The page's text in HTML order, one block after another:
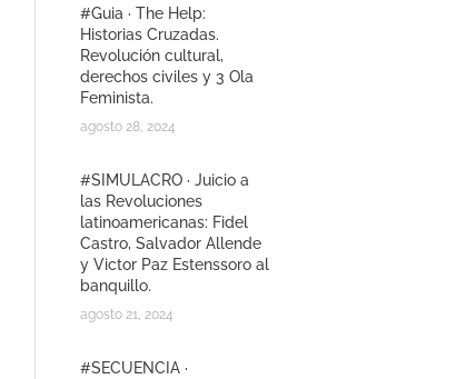
#Guia · The Help:
Historias Cruzadas.
Revolución cultural,
derechos civiles y 3 Ola
Feminista.
agosto 28, 2024
#SIMULACRO · Juicio a
las Revoluciones
latinoamericanas: Fidel
Castro, Salvador Allende
y Victor Paz Estenssoro al
banquillo.
agosto 21, 2024
#SECUENCIA ·